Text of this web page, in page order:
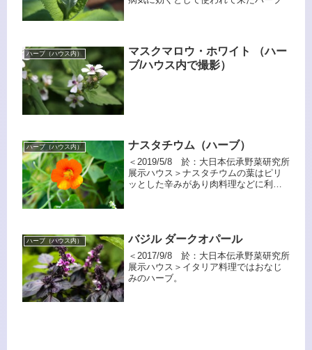
ハーブ（ハウス内）
マスクマロウ・ホワイト （ハー
ブ/ハウス内で撮影）
ハーブ（ハウス内） ナスタチウム（ハーブ）
＜2019/5/8 於：大日本伝承野菜研究所
展示ハウス＞ナスタチウムの葉はピリ
ッとした辛みがあり肉料理などに利用
ハーブ（ハウス内） バジル ダークオパール
＜2017/9/8 於：大日本伝承野菜研究所
展示ハウス＞イタリア料理ではおなじ
みのハーブ。